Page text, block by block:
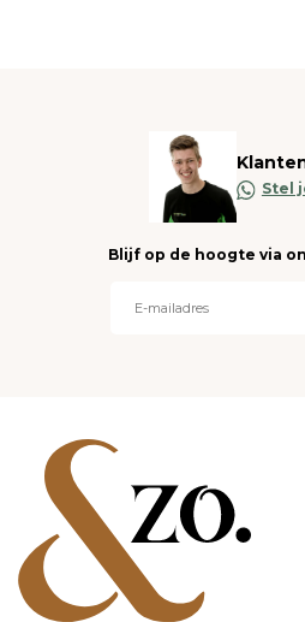
Stel
Blijf op de hoogte via